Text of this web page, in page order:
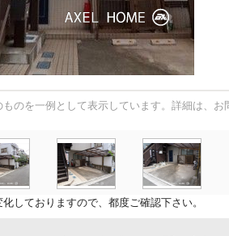
のを一例として表示しています。詳細は、お
しておりますので、都度ご確認下さい。